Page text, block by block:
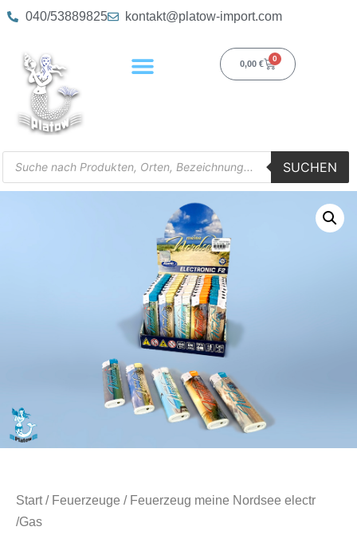
040/53889825 kontakt@platow-import.com
0,00 €
0
SUCHEN
Start/ Feuerzeuge / Feuerzeug meine Nordsee electr
/Gas